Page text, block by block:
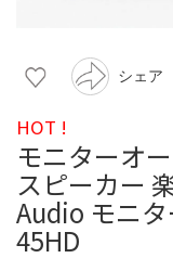
シェア
HOT !
モニターオ
スピーカー
Audio モニ
45HD